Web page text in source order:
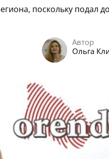
поскольку подал
Автор
Ольга